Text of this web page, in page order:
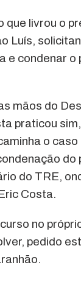
que livrou o
Luís,
e condenar
mãos do
praticou
o
do TRE,
Costa.
no
pedido